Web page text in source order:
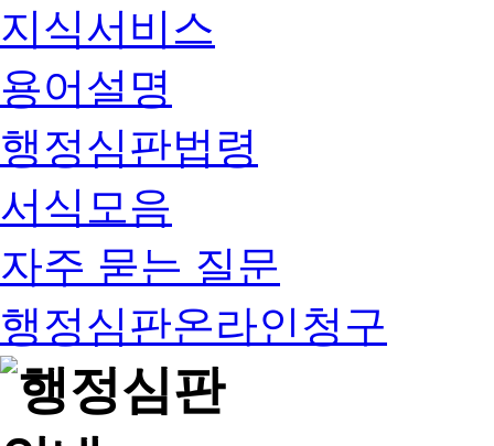
지식서비스
용어설명
행정심판법령
서식모음
자주 묻는 질문
행정심판온라인청구